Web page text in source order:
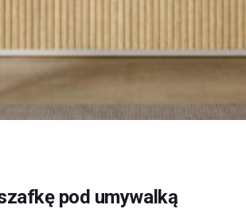
pod umywalką